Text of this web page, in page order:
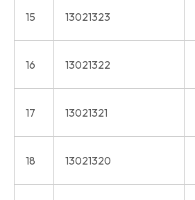
15 13021323
16 13021322
17 13021321
18 13021320